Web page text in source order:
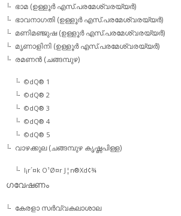
ഭാമ (ഉള്ളൂര്‍ എസ്.പരമേശ്വരയ്യര്‍)
ഭാവനാഗതി (ഉള്ളൂര്‍ എസ്.പരമേശ്വരയ്യര്‍)
മണിമഞ്ജുഷ (ഉള്ളൂര്‍ എസ്.പരമേശ്വരയ്യര്‍)
മൃണാളിനി (ഉള്ളൂര്‍ എസ്.പരമേശ്വരയ്യര്‍)
രമണന്‍ (ചങ്ങമ്പുഴ)
©dQ® 1
©dQ® 2
©dQ® 3
©dQ® 4
©dQ® 5
വാഴക്കുല (ചങ്ങമ്പുഴ കൃഷ്ണപിള്ള)
l¡r´¤k O¹Ø¤r J¦n®Xd¢¾
ഗവേഷണം
കേരളാ സര്‍വ്വകലാശാല